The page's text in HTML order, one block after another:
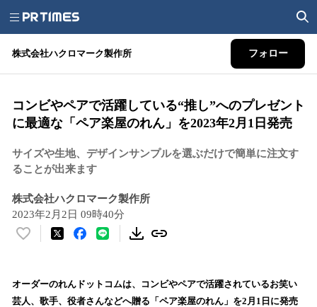
株式会社ハクロマーク製作所 フォロー
コンビやペアで活躍している“推し”へのプレゼント
に最適な「ペア楽屋のれん」を2023年2月1日発売
サイズや生地、デザインサンプルを選ぶだけで簡単に注文す
ることが出来ます
株式会社ハクロマーク製作所
2023年2月2日 09時40分
い
！
数
オーダーのれんドットコムは、コンビやペアで活躍されているお笑い
芸⼈、歌⼿、役者さんなどへ贈る「ペア楽屋のれん」を2⽉1⽇に発売